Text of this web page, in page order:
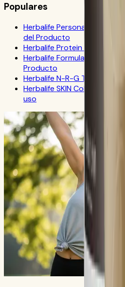
Populares
Herbalife Personalized
del Producto
Herbalife Protein Drink Mix:
Herbalife Formula 1 Cookies
Producto
Herbalife N-R-G Tea: FAQ
Herbalife SKIN Collagen
uso